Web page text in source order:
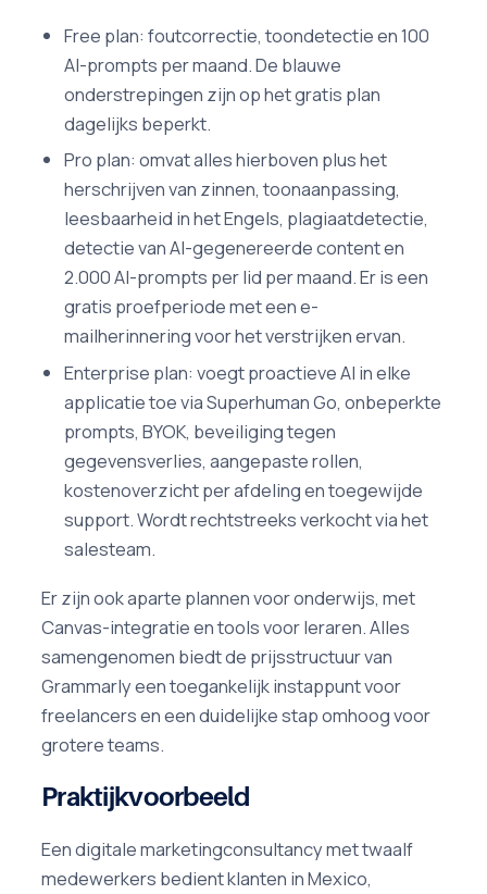
Free plan: foutcorrectie, toondetectie en 100
AI-prompts per maand. De blauwe
onderstrepingen zijn op het gratis plan
dagelijks beperkt.
Pro plan: omvat alles hierboven plus het
herschrijven van zinnen, toonaanpassing,
leesbaarheid in het Engels, plagiaatdetectie,
detectie van AI-gegenereerde content en
2.000 AI-prompts per lid per maand. Er is een
gratis proefperiode met een e-
mailherinnering voor het verstrijken ervan.
Enterprise plan: voegt proactieve AI in elke
applicatie toe via Superhuman Go, onbeperkte
prompts, BYOK, beveiliging tegen
gegevensverlies, aangepaste rollen,
kostenoverzicht per afdeling en toegewijde
support. Wordt rechtstreeks verkocht via het
salesteam.
Er zijn ook aparte plannen voor onderwijs, met
Canvas-integratie en tools voor leraren. Alles
samengenomen biedt de prijsstructuur van
Grammarly een toegankelijk instappunt voor
freelancers en een duidelijke stap omhoog voor
grotere teams.
Praktijkvoorbeeld
Een digitale marketingconsultancy met twaalf
medewerkers bedient klanten in Mexico,